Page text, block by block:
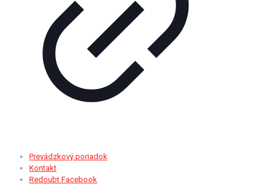
Prevádzkový poriadok
Kontakt
Redoubt Facebook